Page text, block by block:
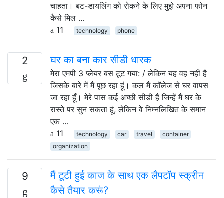
चाहता। बट-डायलिंग को रोकने के लिए मुझे अपना फोन
कैसे मिल …
11
technology phone
2 घर का बना कार सीडी धारक
मेरा एमपी 3 प्लेयर बस टूट गया: / लेकिन यह वह नहीं है
जिसके बारे में मैं पूछ रहा हूं। कल मैं कॉलेज से घर वापस
जा रहा हूँ। मेरे पास कई अच्छी सीडी हैं जिन्हें मैं घर के
रास्ते पर सुन सकता हूं, लेकिन वे निम्नलिखित के समान
एक …
11
technology car travel
container
organization
9
मैं टूटी हुई काज के साथ एक लैपटॉप स्क्रीन
कैसे तैयार करूं?